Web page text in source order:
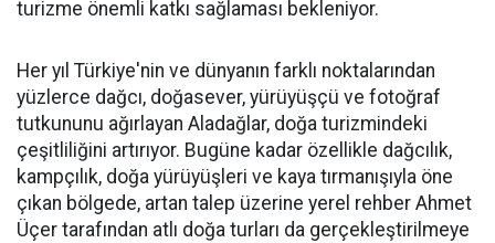
turizme önemli katkı sağlaması bekleniyor.
Her yıl Türkiye'nin ve dünyanın farklı noktalarından
yüzlerce dağcı, doğasever, yürüyüşçü ve fotoğraf
tutkununu ağırlayan Aladağlar, doğa turizmindeki
çeşitliliğini artırıyor. Bugüne kadar özellikle dağcılık,
kampçılık, doğa yürüyüşleri ve kaya tırmanışıyla öne
çıkan bölgede, artan talep üzerine yerel rehber Ahmet
Üçer tarafından atlı doğa turları da gerçekleştirilmeye